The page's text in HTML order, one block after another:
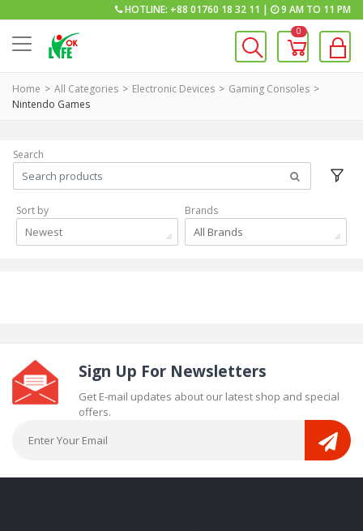
HOTLINE: +88 01760 18 32 11 | 9 AM TO 11 PM
0
Home All Categories Electronic Devices
Gaming Consoles
Nintendo Games
Search
Sort by
Newest
Brands
All Brands
Sign Up For Newsletters
Get E-mail updates about our latest shop and special
offers.